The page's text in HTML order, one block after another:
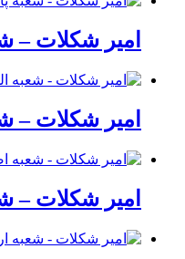
امیر شکلات –
امیر شکلات –
امیر شکلات –